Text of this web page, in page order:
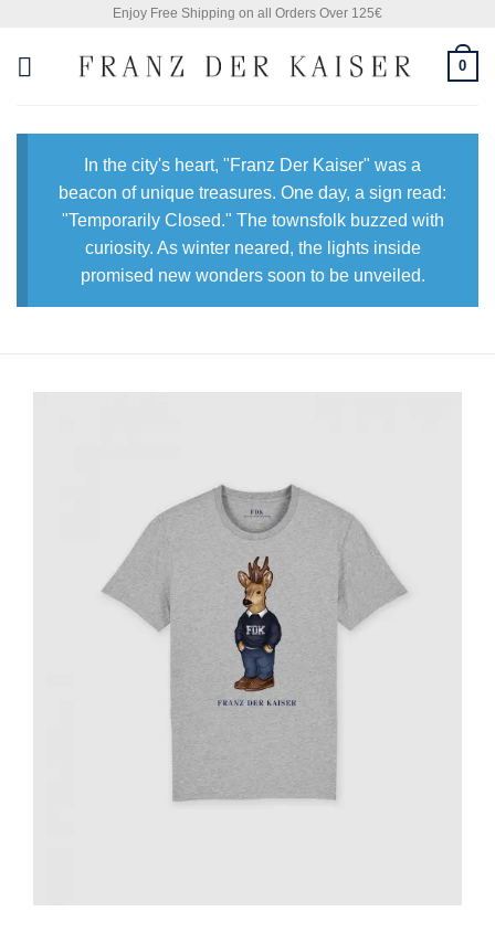
Enjoy Free Shipping on all Orders Over 125€
0
In the city's heart, "Franz Der Kaiser" was a
beacon of unique treasures. One day, a sign read:
"Temporarily Closed." The townsfolk buzzed with
curiosity. As winter neared, the lights inside
promised new wonders soon to be unveiled.